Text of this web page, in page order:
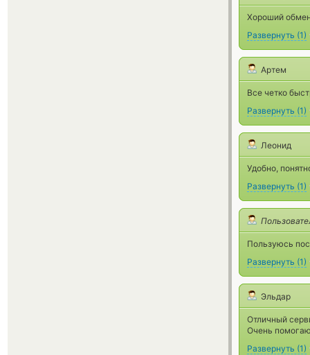
Хороший
Развернуть (1)
Артем
Все четко
Развернуть (1)
Леонид
Удобно,
Развернуть (1)
Пользуюсь
Развернуть (1)
Эльдар
Отличный
Очень
Развернуть (1)